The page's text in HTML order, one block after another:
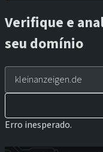
Verifique e
seu domínio
Erro inesperado.